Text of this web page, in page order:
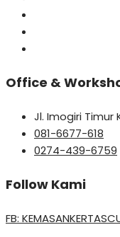
Office &
Jl. Imogiri Timur
081-6677-618
0274-439-6759
Follow Kami
FB: